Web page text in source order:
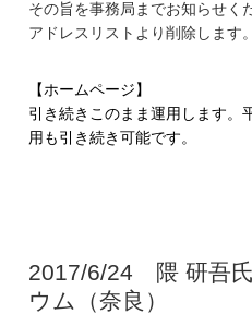
その旨を事務局までお知らせく
アドレスリストより削除します。
【ホームページ】
引き続きこのまま運用します。
用も引き続き可能です。
2017/6/24 隈 研吾
ウム（奈良）